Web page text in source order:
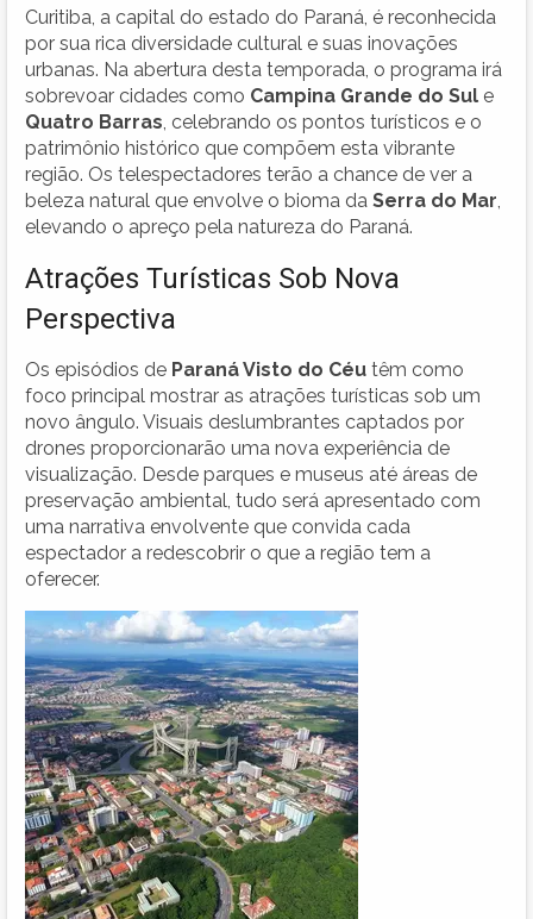
Curitiba, a capital do estado do Paraná, é reconhecida
por sua rica diversidade cultural e suas inovações
urbanas. Na abertura desta temporada, o programa irá
sobrevoar cidades como Campina Grande do Sul e
Quatro Barras , celebrando os pontos turísticos e o
patrimônio histórico que compõem esta vibrante
região. Os telespectadores terão a chance de ver a
beleza natural que envolve o bioma da Serra do Mar
elevando o apreço pela natureza do Paraná.
Atrações Turísticas Sob Nova
Perspectiva
Os episódios de Paraná Visto do Céu têm como
foco principal mostrar as atrações turísticas sob um
novo ângulo. Visuais deslumbrantes captados por
drones proporcionarão uma nova experiência de
visualização. Desde parques e museus até áreas de
preservação ambiental, tudo será apresentado com
uma narrativa envolvente que convida cada
espectador a redescobrir o que a região tem a
oferecer.